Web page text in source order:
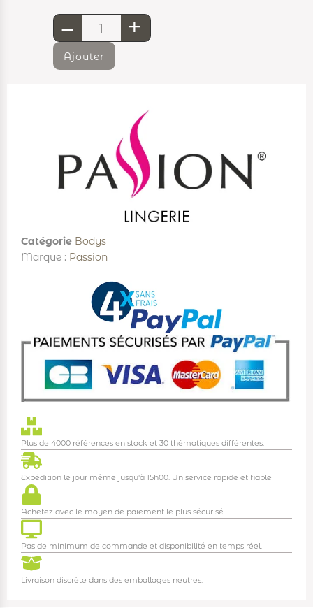
- +
Ajouter
Catégorie Bodys
Marque : Passion
Plus de 4000 références en stock et 30 thématiques différentes.
Expédition le jour même jusqu'à 15h00. Un service rapide et fiable
Achetez avec le moyen de paiement le plus sécurisé.
Pas de minimum de commande et disponibilité en temps réel.
Livraison discrète dans des emballages neutres.